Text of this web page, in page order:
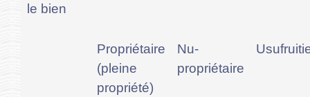
le bien
Propriétaire
(pleine
propriété)
Nu-
propriétaire